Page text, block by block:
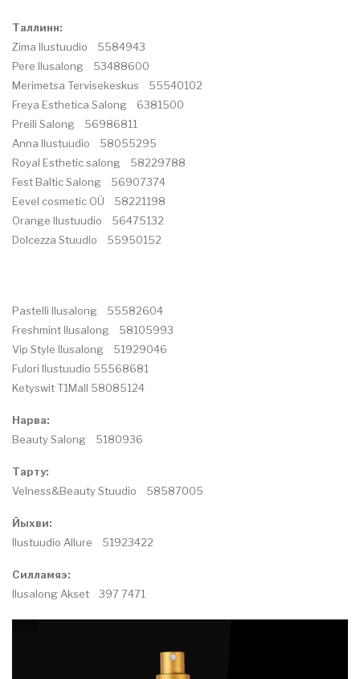
Таллинн:
Zima Ilustuudio 5584943
Pere Ilusalong 53488600
Merimetsa Tervisekeskus 55540102
Freya Esthetica Salong 6381500
Preili Salong 56986811
Anna Ilustuudio 58055295
Royal Esthetic salong 58229788
Fest Baltic Salong 56907374
Eevel cosmetic OÜ 58221198
Orange Ilustuudio 56475132
Dolcezza Stuudio 55950152
Pastelli Ilusalong 55582604
Freshmint Ilusalong 58105993
Vip Style Ilusalong 51929046
Fulori Ilustuudio 55568681
Ketyswit T1Mall 58085124
Нарва:
Beauty Salong 5180936
Тарту:
Velness&Beauty Stuudio 58587005
Йыхви:
Ilustuudio Allure 51923422
Силламяэ:
Ilusalong Akset 397 7471